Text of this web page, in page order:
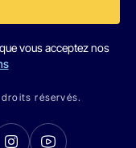
vous acceptez nos
réservés.